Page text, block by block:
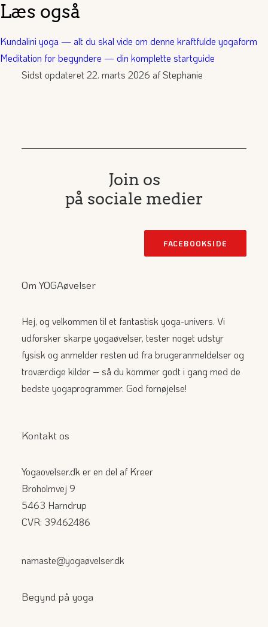
Læs også
Kundalini yoga — alt du skal vide om denne kraftfulde yogaform
Meditation for begyndere — din komplette startguide
Sidst opdateret 22. marts 2026 afStephanie
Join os
på sociale medier
FACEBOOKSIDE
Om YOGAøvelser
Hej, og velkommen til et fantastisk yoga-univers. Vi
udforsker skarpe yogaøvelser, tester noget udstyr
fysisk og anmelder resten ud fra brugeranmeldelser og
troværdige kilder – så du kommer godt i gang med de
bedste yogaprogrammer. God fornøjelse!
Kontakt os
Yogaovelser.dk er en del af Kreer
Broholmvej 9
5463 Harndrup
CVR: 39462486
namaste@yogaøvelser.dk
Begynd på yoga